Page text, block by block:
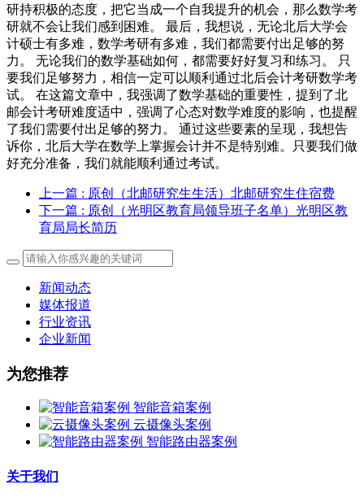
研持积极的态度，把它当成一个自我提升的机会，那么数学考
研就不会让我们感到困难。 最后，我想说，无论北后大学会
计硕士有多难，数学考研有多难，我们都需要付出足够的努
力。 无论我们的数学基础如何，都需要好好复习和练习。 只
要我们足够努力，相信一定可以顺利通过北后会计考研数学考
试。 在这篇文章中，我强调了数学基础的重要性，提到了北
邮会计考研难度适中，强调了心态对数学难度的影响，也提醒
了我们需要付出足够的努力。 通过这些要素的呈现，我想告
诉你，北后大学在数学上掌握会计并不是特别难。只要我们做
好充分准备，我们就能顺利通过考试。
上一篇 : 原创（北邮研究生生活）北邮研究生住宿费
下一篇 : 原创（光明区教育局领导班子名单）光明区教
育局局长简历
新闻动态
媒体报道
行业资讯
企业新闻
为您推荐
智能音箱案例
云摄像头案例
智能路由器案例
关于我们